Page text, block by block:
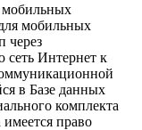
мобильных
через
Интернет к
в Базе данных
комплекта
право